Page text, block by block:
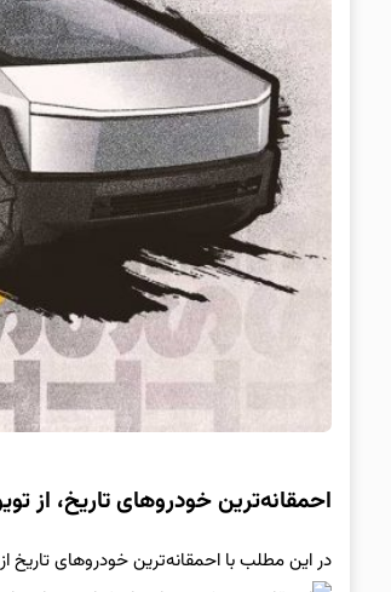
احمقانه‌ترین خودروهای تاریخ، از
در این مطلب با احمقانه‌ترین خودروهای